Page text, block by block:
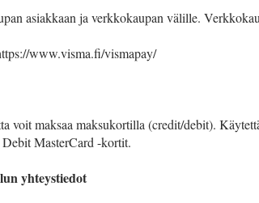
asiakkaan ja verkkokaupan välille.
www.visma.fi/vismapay/
voit maksaa maksukortilla (credit/debit).
MasterCard -kortit.
yhteystiedot